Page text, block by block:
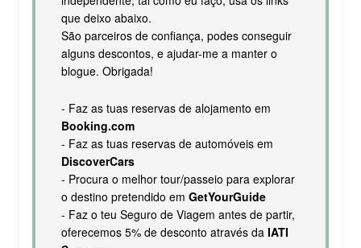
que deixo abaixo.
São parceiros de confiança, podes conseguir
alguns descontos, e ajudar-me a manter o
blogue. Obrigada!
- Faz as tuas reservas de alojamento em
Booking.com
- Faz as tuas reservas de automóveis em
DiscoverCars
- Procura o melhor tour/passeio para explorar
o destino pretendido em GetYourGuide
- Faz o teu Seguro de Viagem antes de partir,
oferecemos 5% de desconto através da IATI